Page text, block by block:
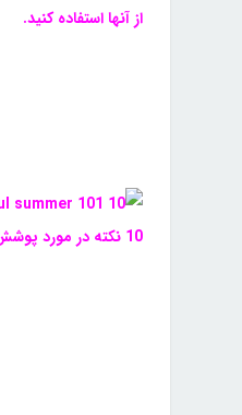
از آنها استفاده کنید.